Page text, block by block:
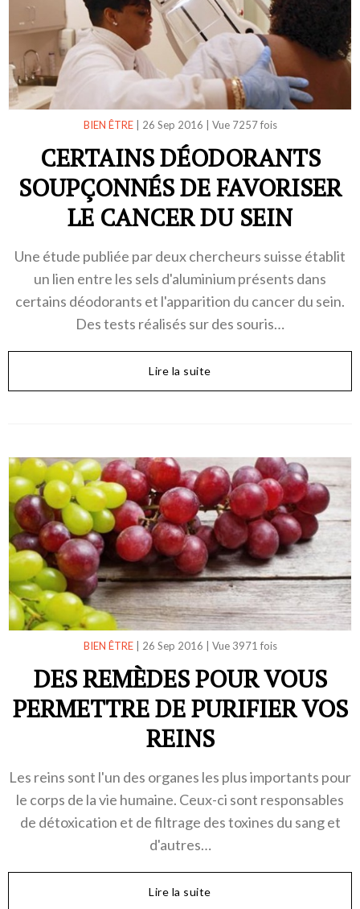
BIEN ÊTRE| 26 Sep 2016 Vue 7257 fois
CERTAINS DÉODORANTS
SOUPÇONNÉS DE FAVORISER
LE CANCER DU SEIN
Une étude publiée par deux chercheurs suisse établit
un lien entre les sels d'aluminium présents dans
certains déodorants et l'apparition du cancer du sein.
Des tests réalisés sur des souris…
Lire la suite
BIEN ÊTRE| 26 Sep 2016 Vue 3971 fois
DES REMÈDES POUR VOUS
PERMETTRE DE PURIFIER VOS
REINS
Les reins sont l'un des organes les plus importants pour
le corps de la vie humaine. Ceux-ci sont responsables
de détoxication et de filtrage des toxines du sang et
d'autres…
Lire la suite